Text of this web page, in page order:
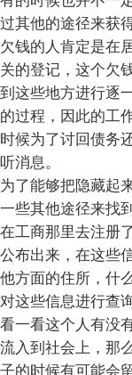
过其他的途径来获
欠钱的人肯定是在
关的登记，这个欠
到这些地方进行逐
的过程，因此的工
时候为了讨回债务
听消息。
为了能够把隐藏起
一些其他途径来找
在工商那里去注册
公布出来，在这些
他方面的住所，什
对这些信息进行查
看一看这个人有没
流入到社会上，那
子的时候有可能会